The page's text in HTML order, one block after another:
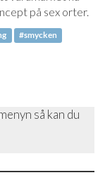
på sex orter.
#smycken
så kan du